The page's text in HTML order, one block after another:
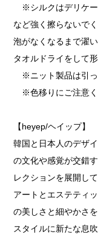
※シルクはデリケー
など強く擦らないでく
泡がなくなるまで濯い
タオルドライをして
※ニット製品は引っ
※色移りにご注意
【heyep/ヘイップ】
韓国と日本人のデザ
の文化や感覚が交錯
レクションを展開して
アートとエステティ
の美しさと細やかさ
スタイルに新たな息